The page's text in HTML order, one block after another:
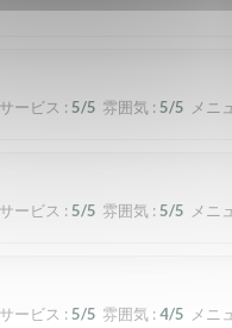
サービス : 5/5 雰囲気: 5/5 メニ
サービス : 5/5 雰囲気: 5/5 メニ
サービス : 5/5 雰囲気: 4/5 メニ